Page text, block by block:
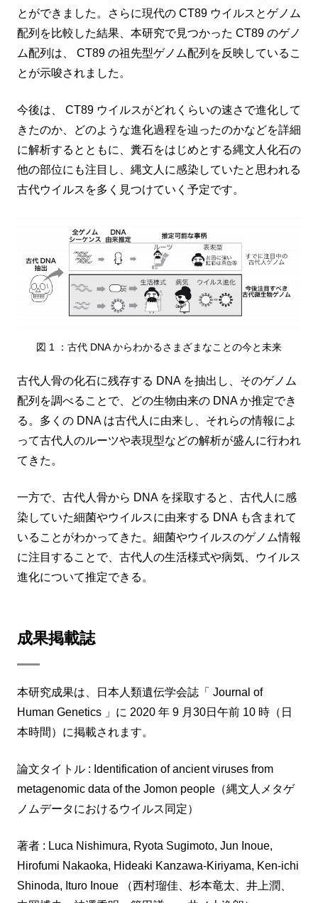
とができました。さらに現代の CT89 ウイルスとゲノム
配列を比較した結果、本研究で見つかった CT89 のゲノ
ム配列は、 CT89 の祖先型ゲノム配列を反映しているこ
とが示唆されました。
今後は、 CT89 ウイルスがどれくらいの速さで進化して
きたのか、どのような進化過程を辿ったのかなどを詳細
に解析するとともに、糞石をはじめとする縄文人化石の
他の部位にも注目し、縄文人に感染していたと思われる
古代ウイルスを多く見つけていく予定です。
図 1 ：古代 DNA からわかるさまざまなことの今と未来
古代人骨の化石に残存する DNA を抽出し、そのゲノム
配列を調べることで、どの生物由来の DNA か推定でき
る。多くの DNA は古代人に由来し、それらの情報によ
って古代人のルーツや表現型などの解析が盛んに行われ
てきた。
一方で、古代人骨から DNA を採取すると、古代人に感
染していた細菌やウイルスに由来する DNA も含まれて
いることがわかってきた。細菌やウイルスのゲノム情報
に注目することで、古代人の生活様式や病気、ウイルス
進化について推定できる。
成果掲載誌
本研究成果は、日本人類遺伝学会誌「 Journal of
Human Genetics 」に 2020 年 9 月30日午前 10 時（日
本時間）に掲載されます。
論文タイトル : Identification of ancient viruses from
metagenomic data of the Jomon people（縄文人メタゲ
ノムデータにおけるウイルス同定）
著者 : Luca Nishimura, Ryota Sugimoto, Jun Inoue,
Hirofumi Nakaoka, Hideaki Kanzawa-Kiriyama, Ken-ichi
Shinoda, Ituro Inoue （⻄村瑠佳、杉本⻯太、井上潤、